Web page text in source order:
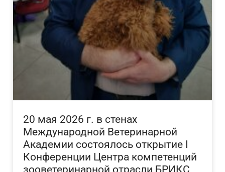
20 мая 2026 г. в стенах
Международной Ветеринарной
Академии состоялось открытие I
Конференции Центра компетенций
зооветеринарной отрасли БРИКС